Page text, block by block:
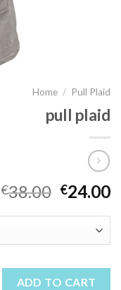
Home / Pull Plaid
pull plaid
€38.00 €24.00
ADD TO CART